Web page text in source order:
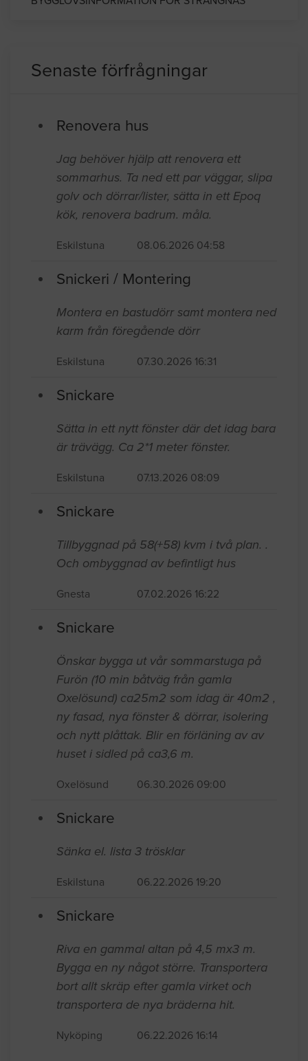
Senaste förfrågningar
Renovera hus
Jag behöver hjälp att renovera ett
sommarhus. Ta ned ett par väggar, slipa
golv och dörrar/lister, sätta in ett Epoq
kök, renovera badrum. måla.
Eskilstuna 08.06.2026 04:58
Snickeri / Montering
Montera en bastudörr samt montera ned
karm från föregående dörr
Eskilstuna 07.30.2026 16:31
Snickare
Sätta in ett nytt fönster där det idag bara
är trävägg. Ca 2*1 meter fönster.
Eskilstuna 07.13.2026 08:09
Snickare
Tillbyggnad på 58(+58) kvm i två plan. .
Och ombyggnad av befintligt hus
Gnesta 07.02.2026 16:22
Snickare
Önskar bygga ut vår sommarstuga på
Furön (10 min båtväg från gamla
Oxelösund) ca25m2 som idag är 40m2 ,
ny fasad, nya fönster & dörrar, isolering
och nytt plåttak. Blir en förläning av av
huset i sidled på ca3,6 m.
Oxelösund 06.30.2026 09:00
Snickare
Sänka el. lista 3 trösklar
Eskilstuna 06.22.2026 19:20
Snickare
Riva en gammal altan på 4,5 mx3 m.
Bygga en ny något större. Transportera
bort allt skräp efter gamla virket och
transportera de nya bräderna hit.
Nyköping 06.22.2026 16:14